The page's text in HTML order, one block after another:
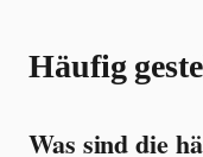
Häufig
Was sind die